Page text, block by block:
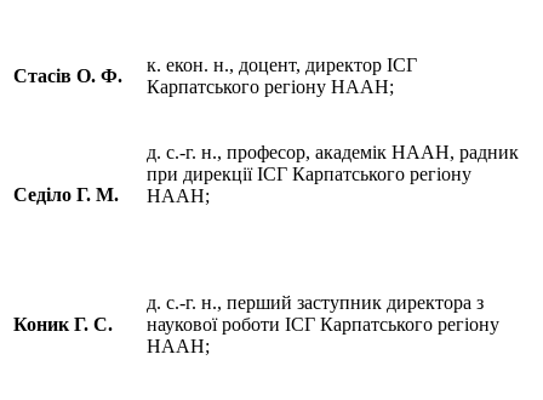
Стасів О. Ф.
к. екон. н., доцент, директор ІСГ
Карпатського регіону НААН;
Седіло Г. М.
д. с.-г. н., професор, академік НААН, радник
при дирекції ІСГ Карпатського регіону
НААН;
Коник Г. С.
д. с.-г. н., перший заступник директора з
наукової роботи ІСГ Карпатського регіону
НААН;